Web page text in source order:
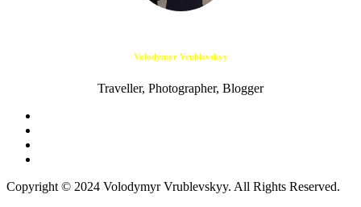
Volodymyr Vrublevskyy
Traveller, Photographer, Blogger
Copyright © 2024 Volodymyr Vrublevskyy. All Rights Reserved.